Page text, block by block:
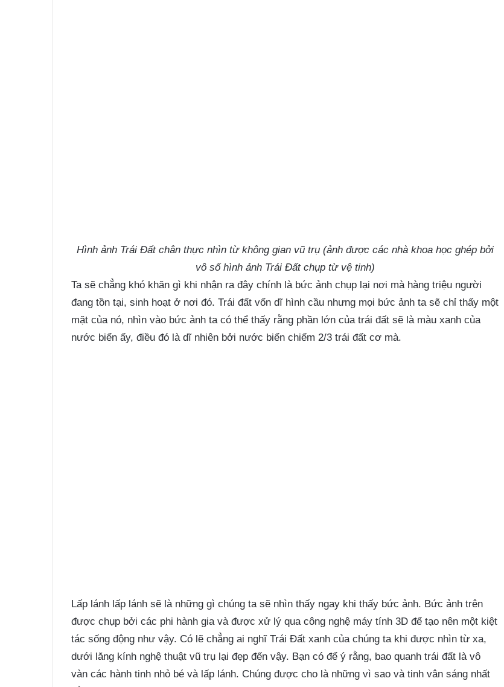
Hình ảnh Trái Đất chân thực nhìn từ không gian vũ trụ (ảnh được các nhà khoa học ghép bởi
vô số hình ảnh Trái Đất chụp từ vệ tinh)
Ta sẽ chẳng khó khăn gì khi nhận ra đây chính là bức ảnh chụp lại nơi mà hàng triệu người
đang tồn tại, sinh hoạt ở nơi đó. Trái đất vốn dĩ hình cầu nhưng mọi bức ảnh ta sẽ chỉ thấy một
mặt của nó, nhìn vào bức ảnh ta có thể thấy rằng phần lớn của trái đất sẽ là màu xanh của
nước biển ấy, điều đó là dĩ nhiên bởi nước biển chiếm 2/3 trái đất cơ mà.
Lấp lánh lấp lánh sẽ là những gì chúng ta sẽ nhìn thấy ngay khi thấy bức ảnh. Bức ảnh trên
được chụp bởi các phi hành gia và được xử lý qua công nghệ máy tính 3D để tạo nên một kiệt
tác sống động như vậy. Có lẽ chẳng ai nghĩ Trái Đất xanh của chúng ta khi được nhìn từ xa,
dưới lăng kính nghệ thuật vũ trụ lại đẹp đến vậy. Bạn có để ý rằng, bao quanh trái đất là vô
vàn các hành tinh nhỏ bé và lấp lánh. Chúng được cho là những vì sao và tinh vân sáng nhất